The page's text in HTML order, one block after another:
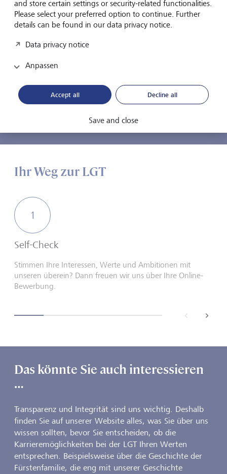
Möchten Sie unser Team
Schauen Sie sich Ihre Karrieremöglichkeiten bei der
Wir sind gerne für Sie da.
Kontaktieren Sie uns
Ihr Weg zur LGT
Self-Check
Stimmen Ihre Interessen, Werte und Ambitionen mit
unseren überein? Dann freuen wir uns über Ihre Online-
Bewerbung.
next
Das könnte Sie auch interessieren
…
Transparenz und Integrität sind uns wichtig. Deshalb
finden Sie auf unserer Website alles, was Sie über uns
wissen sollten, bevor Sie entscheiden, ob die
Karrieremöglichkeiten bei der LGT Ihren Werten
entsprechen. Beispielsweise über die Geschichte der
Fürstenfamilie, die eng mit unserer Geschichte
and store certain settings or security-related functionalities.
Please select your preferred option to continue. Further
details can be found in our data privacy notice.
Data privacy notice
Anpassen
Accept all Decline all
Save and close